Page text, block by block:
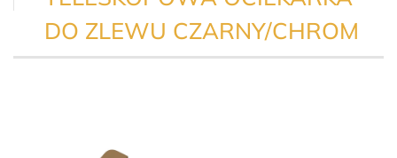
DO ZLEWU CZARNY/CHROM